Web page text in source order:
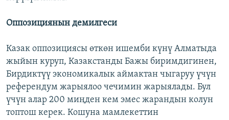
Оппозициянын демилгеси
Казак оппозициясы өткөн ишемби күнү Алматыда
жыйын куруп, Казакстанды Бажы биримдигинен,
Бирдиктүү экономикалык аймактан чыгаруу үчүн
референдум жарыялоо чечимин жарыялады. Бул
үчүн алар 200 миңден кем эмес жарандын колун
топтош керек. Кошуна мамлекеттин